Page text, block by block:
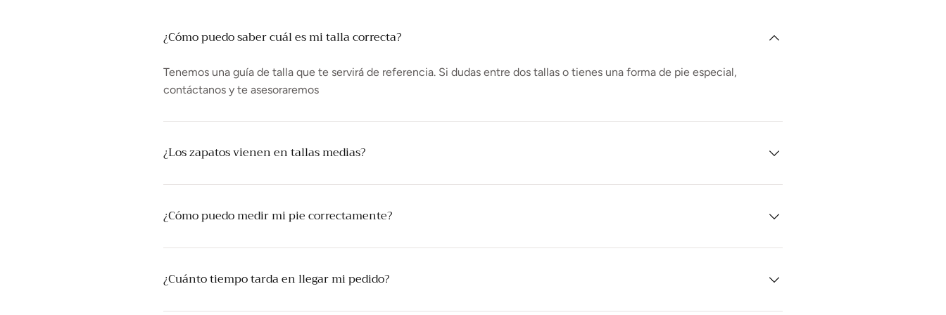
¿Cómo puedo saber cuál es mi talla correcta?
Tenemos una guía de talla que te servirá de referencia. Si dudas entre dos tallas o tienes una forma de pie especial,
contáctanos y te asesoraremos
¿Los zapatos vienen en tallas medias?
¿Cómo puedo medir mi pie correctamente?
¿Cuánto tiempo tarda en llegar mi pedido?